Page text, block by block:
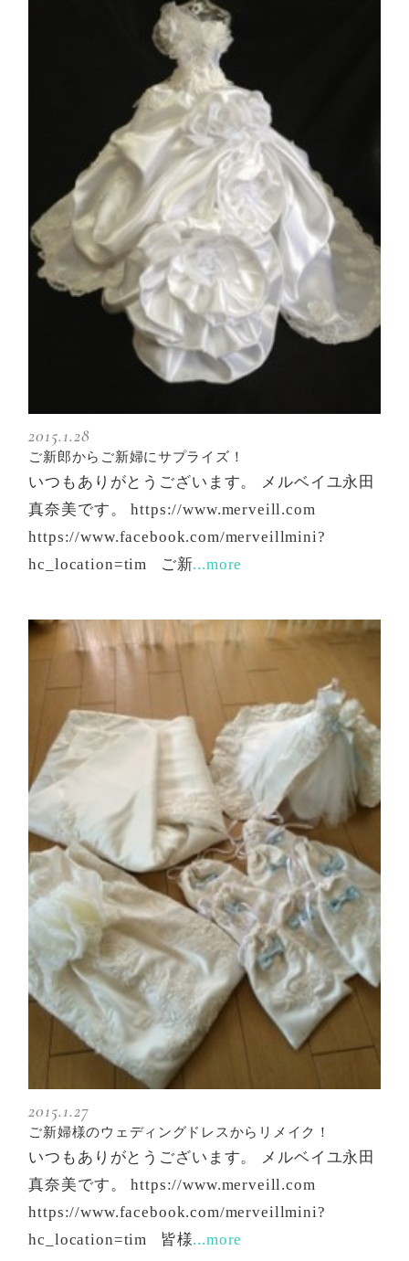
2015.1.28
ご新郎からご新婦にサプライズ！
いつもありがとうございます。 メルベイユ永田
真奈美です。 https://www.merveill.com
https://www.facebook.com/merveillmini?
hc_location=tim ご新...more
2015.1.27
ご新婦様のウェディングドレスからリメイク！
いつもありがとうございます。 メルベイユ永田
真奈美です。 https://www.merveill.com
https://www.facebook.com/merveillmini?
hc_location=tim 皆様...more